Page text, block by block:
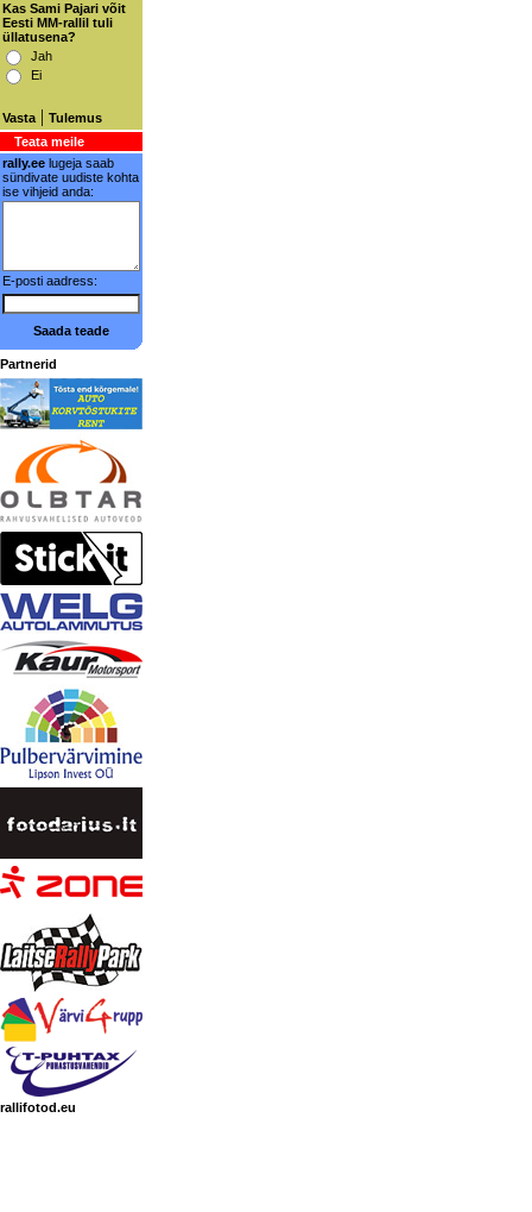
Kas Sami Pajari võit
Eesti MM-rallil tuli
üllatusena?
Jah
Ei
Vasta | Tulemus
Teata meile
rally.ee lugeja saab
sündivate uudiste kohta
ise vihjeid anda:
E-posti aadress:
Saada teade
Partnerid
rallifotod.eu